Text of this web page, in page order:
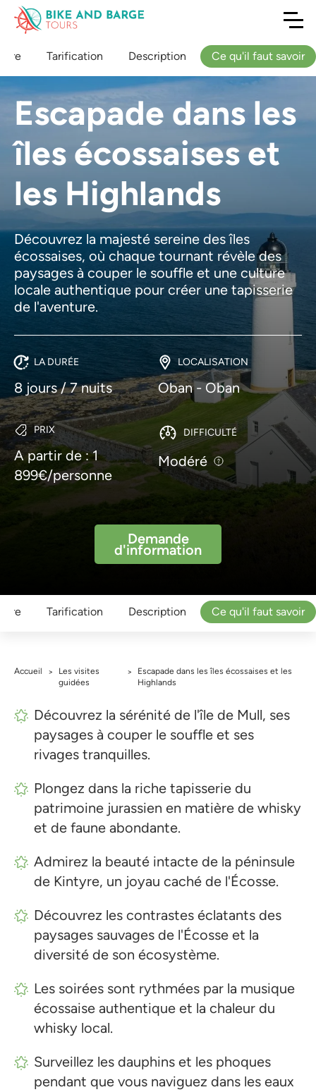
Escapade dans les
îles écossaises et
les Highlands
Découvrez la majesté sereine des îles
écossaises, où chaque tournant révèle des
paysages à couper le souffle et une culture
locale authentique pour créer une tapisserie
de l'aventure.
LA DURÉE
8 jours / 7 nuits
LOCALISATION
Oban - Oban
PRIX
A partir de : 1
899€/personne
DIFFICULTÉ
Modéré
Demande
d'information
Tarification Description Ce qu'il faut savoir
Tarification Description Ce qu'il faut savoir
Accueil >
Les visites
guidées
>
Escapade dans les îles écossaises et les
Highlands
Découvrez la sérénité de l'île de Mull, ses
paysages à couper le souffle et ses
rivages tranquilles.
Plongez dans la riche tapisserie du
patrimoine jurassien en matière de whisky
et de faune abondante.
Admirez la beauté intacte de la péninsule
de Kintyre, un joyau caché de l'Écosse.
Découvrez les contrastes éclatants des
paysages sauvages de l'Écosse et la
diversité de son écosystème.
Les soirées sont rythmées par la musique
écossaise authentique et la chaleur du
whisky local.
Surveillez les dauphins et les phoques
pendant que vous naviguez dans les eaux